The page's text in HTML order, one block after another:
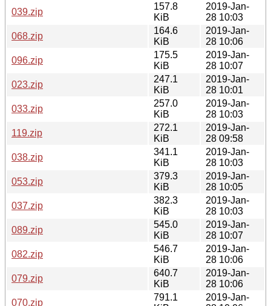
039.zip
157.8
KiB
2019-Jan-
28 10:03
068.zip
164.6
KiB
2019-Jan-
28 10:06
096.zip
175.5
KiB
2019-Jan-
28 10:07
023.zip
247.1
KiB
2019-Jan-
28 10:01
033.zip
257.0
KiB
2019-Jan-
28 10:03
119.zip
272.1
KiB
2019-Jan-
28 09:58
038.zip
341.1
KiB
2019-Jan-
28 10:03
053.zip
379.3
KiB
2019-Jan-
28 10:05
037.zip
382.3
KiB
2019-Jan-
28 10:03
089.zip
545.0
KiB
2019-Jan-
28 10:07
082.zip
546.7
KiB
2019-Jan-
28 10:06
079.zip
640.7
KiB
2019-Jan-
28 10:06
070.zip
791.1
2019-Jan-